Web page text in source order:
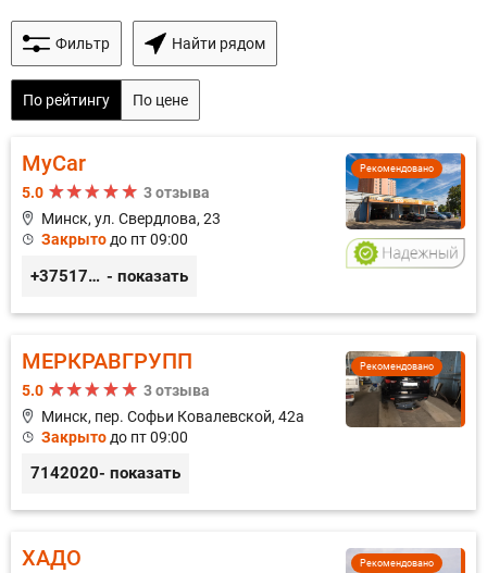
Фильтр Найти рядом
По рейтингу По цене
Рекомендовано
MyCar
5.0
3 отзыва
Минск, ул. Свердлова, 23
Закрыто до пт 09:00
+375173212443 - показать
Рекомендовано
МЕРКРАВГРУПП
5.0
3 отзыва
Минск, пер. Софьи Ковалевской, 42а
Закрыто до пт 09:00
7142020- показать
Рекомендовано
ХАДО